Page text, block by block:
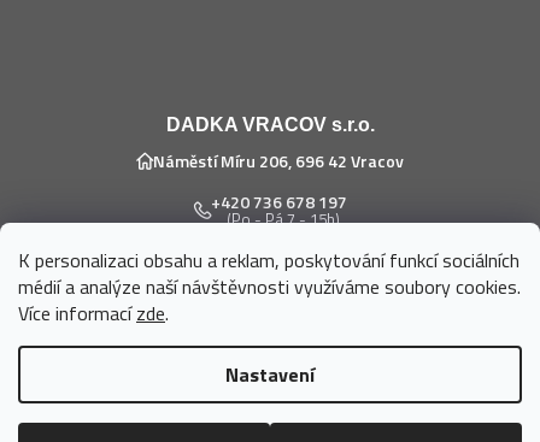
K personalizaci obsahu a reklam, poskytování funkcí sociálních
médií a analýze naší návštěvnosti využíváme soubory cookies.
Více informacízde.
Nastavení
DADKA VRACOV s.r.o.
Náměstí Míru 206, 696 42 Vracov
+420 736 678 197
(Po - Pá 7 - 15h)
eshop@dadka.cz